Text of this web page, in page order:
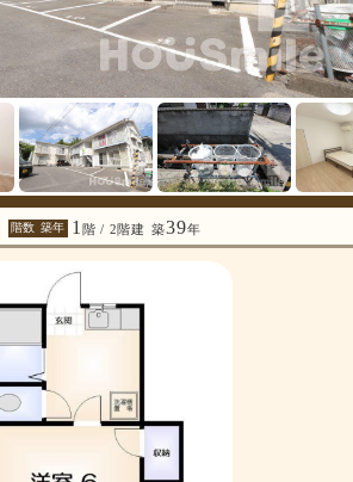
階数 築年 1 階 / 2階建 築39年